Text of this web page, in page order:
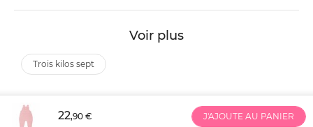
Voir plus
trois kilos sept
22,90 € J'AJOUTE AU PANIER